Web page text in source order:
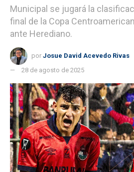
Municipal se jugará la
final de la Copa
ante Herediano.
por Josue David Acevedo Rivas
28 de agosto de 2025